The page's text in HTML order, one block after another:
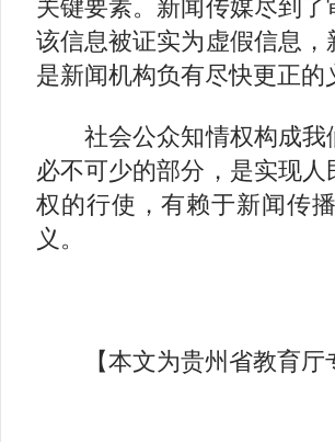
关键要素。新闻传媒尽到
该信息被证实为虚假信息
是新闻机构负有尽快更正的
社会公众知情权构成我
必不可少的部分，是实现
权的行使，有赖于新闻传
义。
【本文为贵州省教育厅